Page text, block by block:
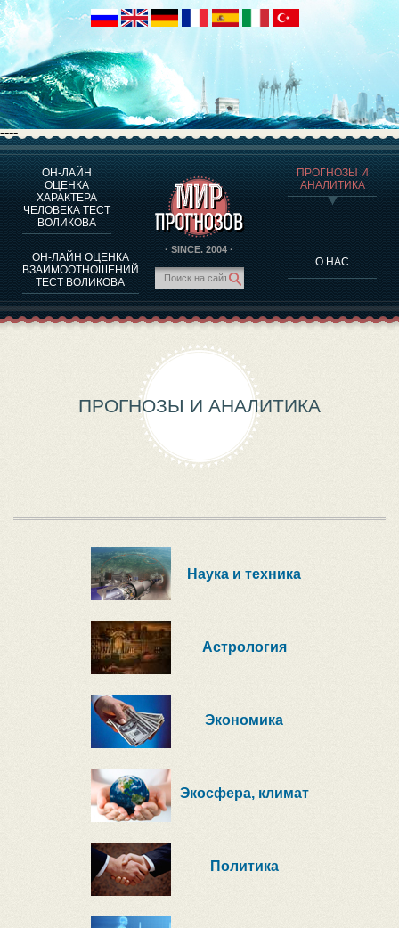
----
ОН-ЛАЙН
ОЦЕНКА
ХАРАКТЕРА
ЧЕЛОВЕКА ТЕСТ
ВОЛИКОВА
ОН-ЛАЙН ОЦЕНКА
ВЗАИМООТНОШЕНИЙ
ТЕСТ ВОЛИКОВА
· SINCE. 2004 ·
ПРОГНОЗЫ И
АНАЛИТИКА
О НАС
О ПРОГРАММЕ
ОЦЕНКА ХАРАКТЕРA ЧЕЛОВЕКА
ОЦЕНКА ХАРАКТЕРА ВЫДАЮЩИХСЯ ЛИЧНОСТЕЙ
О ПРОГРАММЕ
ТЕСТ НА СОВМЕСТИМОСТЬ ВОЛИКОВА
ПРОГНОЗЫ И АНАЛИТИКА
ПРОГНОЗЫ И АНАЛИТИКА
Наука и техника
Астрология
Экономика
Экосфера, климат
Политика